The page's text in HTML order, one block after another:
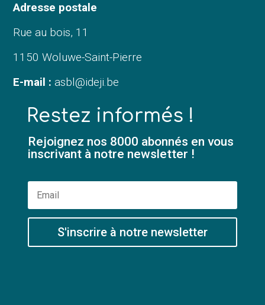
Adresse postale
Rue au bois, 11
1150 Woluwe-Saint-Pierre
E-mail : asbl@ideji.be
Restez informés !
Rejoignez nos 8000 abonnés en vous
inscrivant à notre newsletter !
S'inscrire à notre newsletter